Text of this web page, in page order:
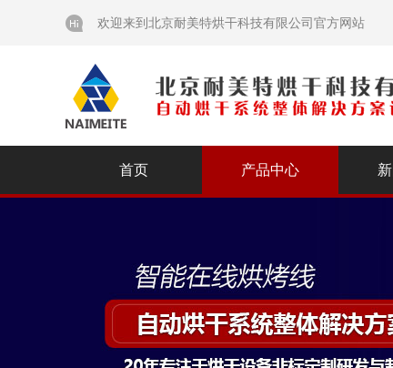
欢迎来到北京耐美特烘干科技有限公司官方网站
首页 产品中心